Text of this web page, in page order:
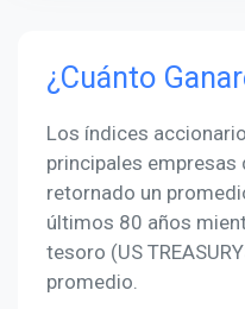
¿Cuánto
Los índices
principales empresas
retornado un
últimos 80 años
tesoro (US
promedio.